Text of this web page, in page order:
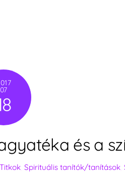
07
és a
,Spirituális tanítók/tanítások ,